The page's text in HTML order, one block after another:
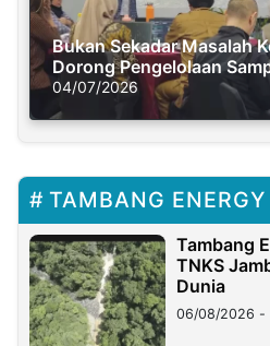
Bukan Sekadar Masalah
Dorong Pengelolaan
Solusi Krisis Iklim
04/07/2026
TAMBANG ENERGY
Tambang
TNKS
Dunia
06/08/2026 -